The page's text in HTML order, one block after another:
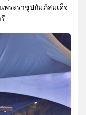
ระราชูปถัมภ์สมเด็จ